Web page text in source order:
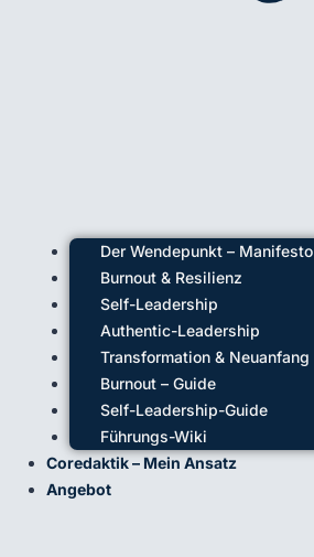
Der Wendepunkt – Manifesto
Burnout & Resilienz
Self-Leadership
Authentic-Leadership
Transformation & Neuanfang
Burnout – Guide
Self-Leadership-Guide
Führungs-Wiki
Coredaktik – Mein Ansatz
Angebot